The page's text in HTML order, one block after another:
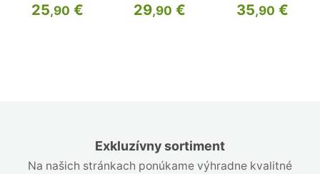
Exkluzívny sortiment
Na našich stránkach ponúkame výhradne kvalitné
25,90 € 29,90 € 35,90 €